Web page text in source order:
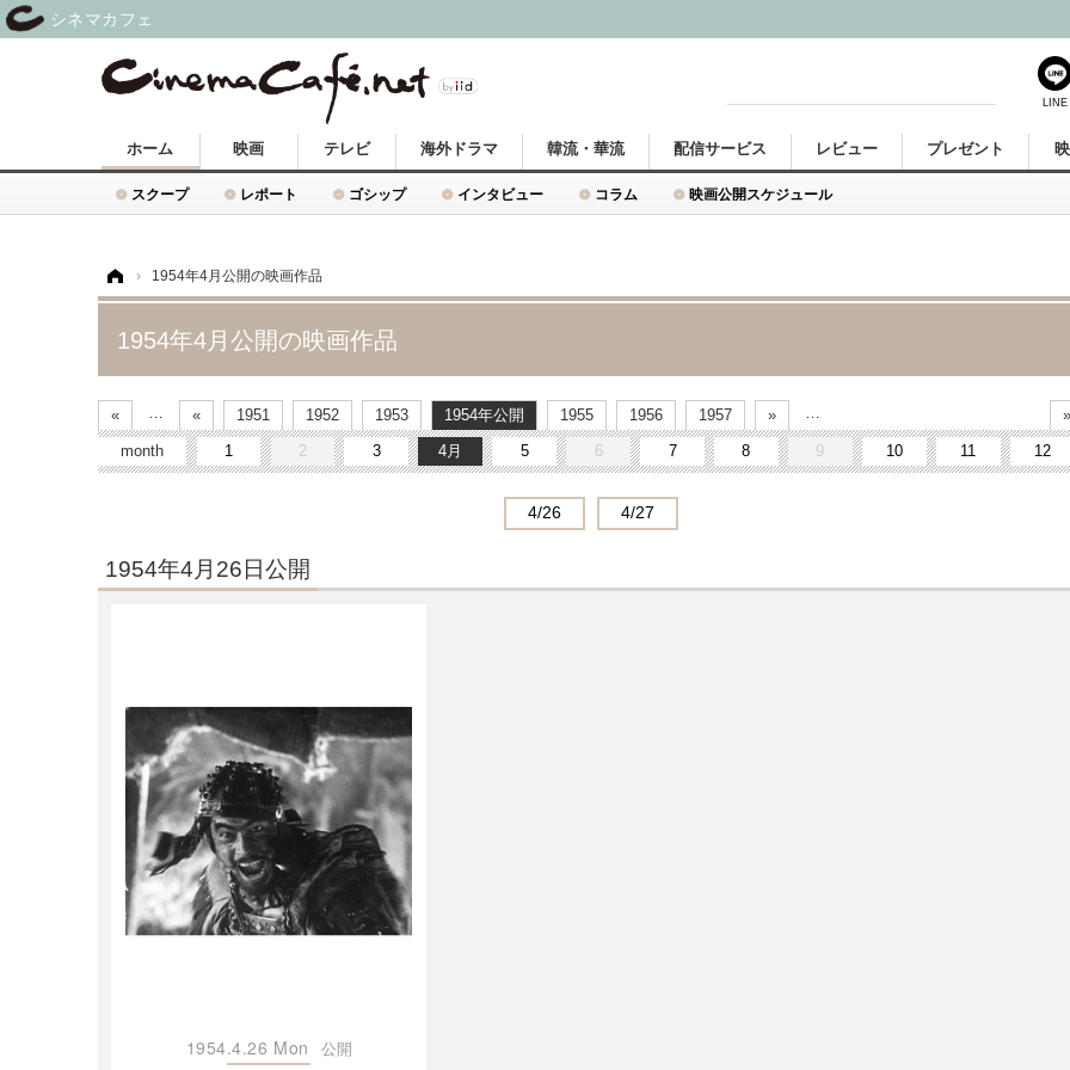
ホーム
スクープ レポート ゴシップ インタビュー コラム 映画公開スケジュール
映画 テレビ 海外ドラマ 韓流・華流 配信サービス レビュー プレゼント
› 1954年4月公開の映画作品
1954年4月公開の映画作品
« … « 1951 1952 1953 1954 1955 1956 1957 » …
»
month
1 2 3 4 5 6 7 8 9 10 11 12
4/26 4/27
1954年4月26日公開
1954.4.26 Mon 公開
LINE
シネマカフェ